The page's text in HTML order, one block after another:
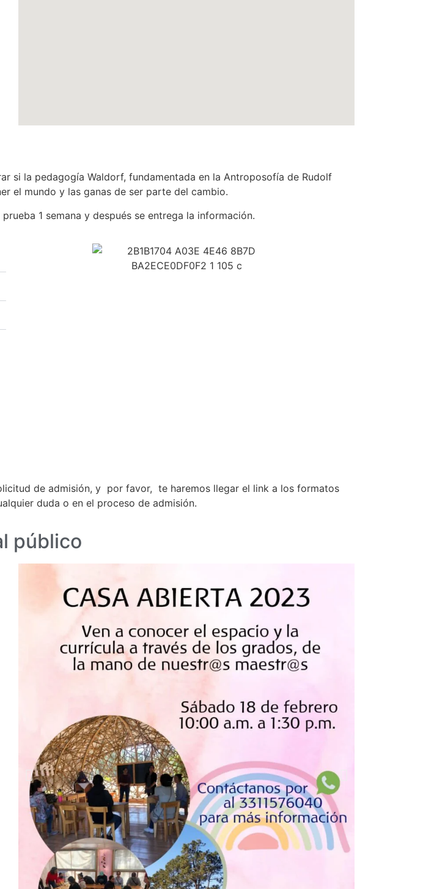
si la pedagogía Waldorf, fundamentada en la Antroposofía de Rudolf
el mundo y las ganas de ser parte del cambio.
1 semana y después se entrega la información.
de admisión, y por favor, te haremos llegar el link a los formatos
duda o en el proceso de admisión.
público